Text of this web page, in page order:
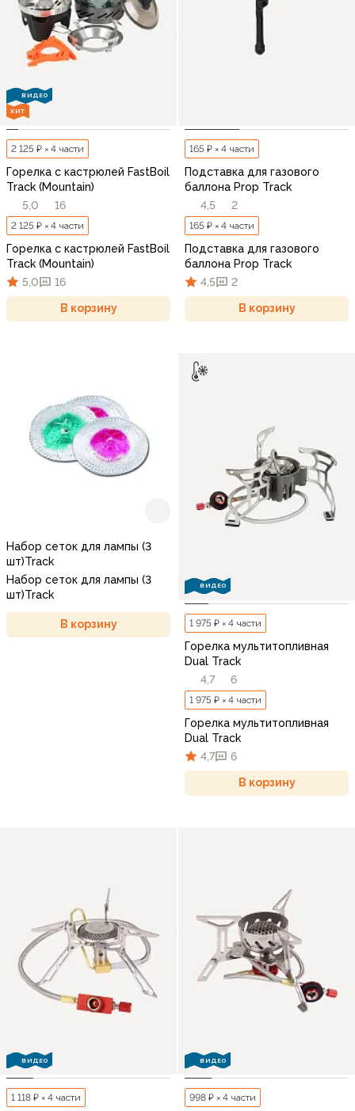
ВИДЕО
ХИТ
2 125 ₽ × 4 части
Горелка с кастрюлей FastBoil
Track (Mountain)
5,0
16
2 125 ₽ × 4 части
Горелка с кастрюлей FastBoil
Track (Mountain)
5,0
16
В корзину
165 ₽ × 4 части
Подставка для газового
баллона Prop Track
4,5
2
165 ₽ × 4 части
Подставка для газового
баллона Prop Track
4,5
2
В корзину
Набор сеток для лампы (3
шт)Track
Набор сеток для лампы (3
шт)Track
В корзину
ВИДЕО
1 975 ₽ × 4 части
Горелка мультитопливная
Dual Track
4,7
6
1 975 ₽ × 4 части
Горелка мультитопливная
Dual Track
4,7
6
В корзину
ВИДЕО
1 118 ₽ × 4 части
ВИДЕО
998 ₽ × 4 части